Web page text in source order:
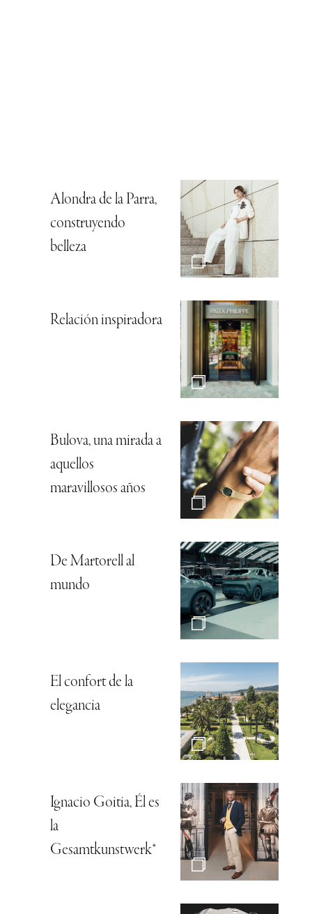
Alondra de la Parra,
construyendo
belleza
Relación inspiradora
Bulova, una mirada a
aquellos
maravillosos años
De Martorell al
mundo
El confort de la
elegancia
Ignacio Goitia, Él es
la
Gesamtkunstwerk*